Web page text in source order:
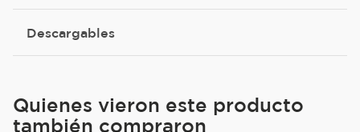
Descargables
Quienes vieron este producto
también compraron